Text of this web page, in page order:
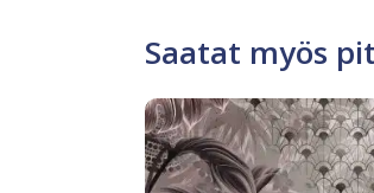
Saatat myös